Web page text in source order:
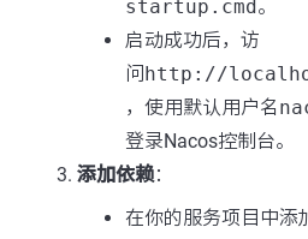
startup.cmd。
启动成功后，访
问http://
，使用默认用户名
登录Nacos控制台。
添加依赖：
在你的服务项目中添